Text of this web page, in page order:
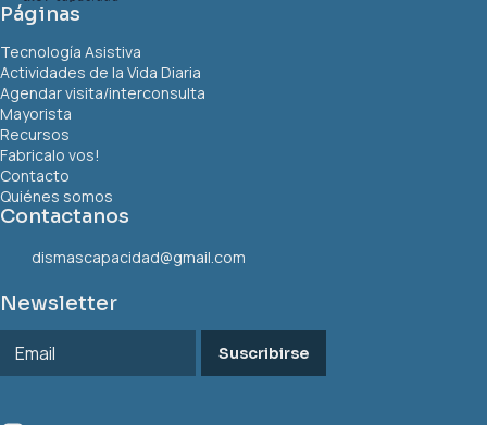
Páginas
Tecnología Asistiva
Actividades de la Vida Diaria
Agendar visita/interconsulta
Mayorista
Recursos
Fabricalo vos!
Contacto
Quiénes somos
Contactanos
dismascapacidad@gmail.com
Newsletter
Suscribirse